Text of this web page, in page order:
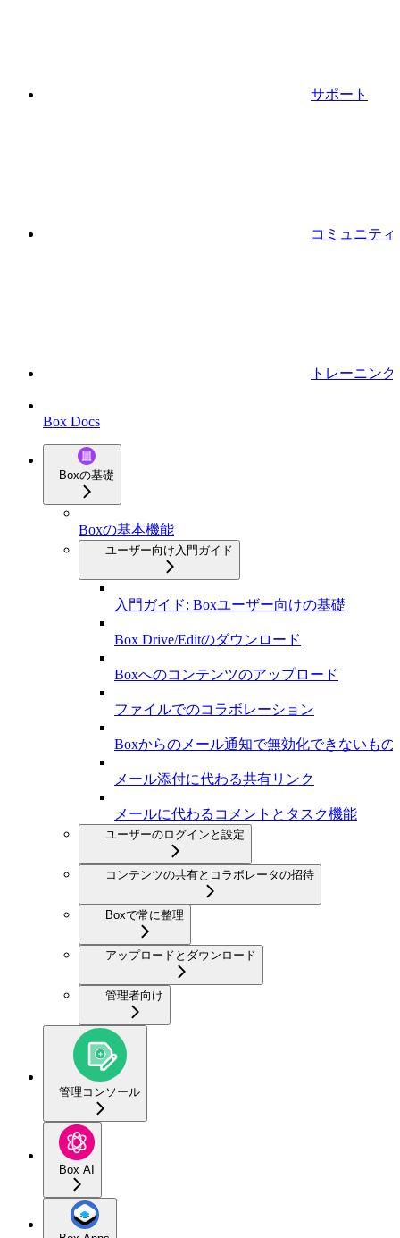
サポート
コミュニティ
トレーニング
Box Docs
Boxの基礎
Boxの基本機能
ユーザー向け入門ガイド
入門ガイド: Boxユーザー向けの基礎
Box Drive/Editのダウンロード
Boxへのコンテンツのアップロード
ファイルでのコラボレーション
Boxからのメール通知で無効化できないも
メール添付に代わる共有リンク
メールに代わるコメントとタスク機能
ユーザーのログインと設定
コンテンツの共有とコラボレータの招待
Boxで常に整理
アップロードとダウンロード
管理者向け
管理コンソール
Box AI